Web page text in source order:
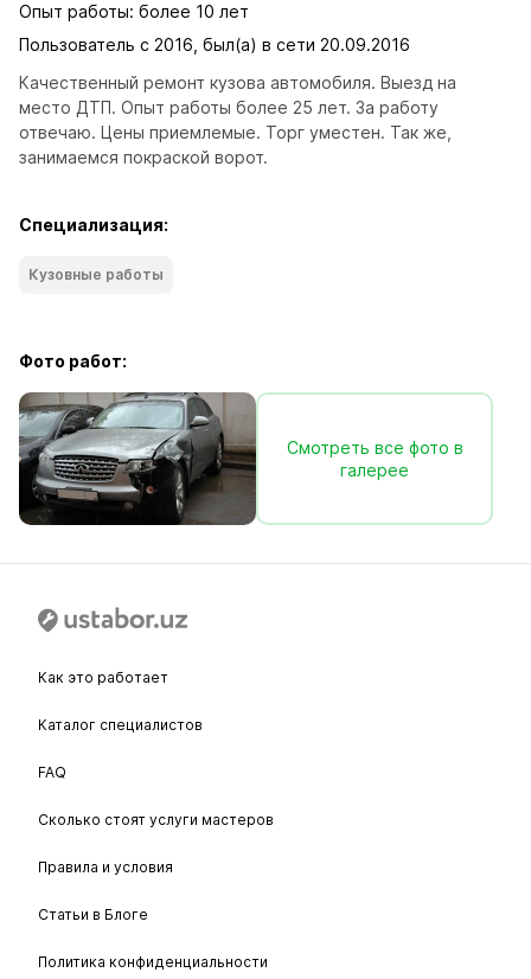
Опыт работы: более 10 лет
Пользователь с 2016, был(а) в сети 20.09.2016
Качественный ремонт кузова автомобиля. Выезд на
место ДТП. Опыт работы более 25 лет. За работу
отвечаю. Цены приемлемые. Торг уместен. Так же,
занимаемся покраской ворот.
Специализация:
Кузовные работы
Фото работ:
Смотреть все фото в
галерее
Как это работает
Каталог специалистов
FAQ
Сколько стоят услуги мастеров
Правила и условия
Статьи в Блоге
Политика конфиденциальности